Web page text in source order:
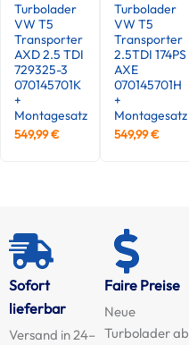
Turbolader
VW T5
Transporter
AXD 2.5 TDI
729325-3
070145701K
+
Montagesatz
549,99€
Turbolader
VW T5
Transporter
2.5TDI 174PS
AXE
070145701H
+
Montagesatz
549,99€
Sofort
lieferbar
Versand in 24–
Faire Preise
Neue
Turbolader ab